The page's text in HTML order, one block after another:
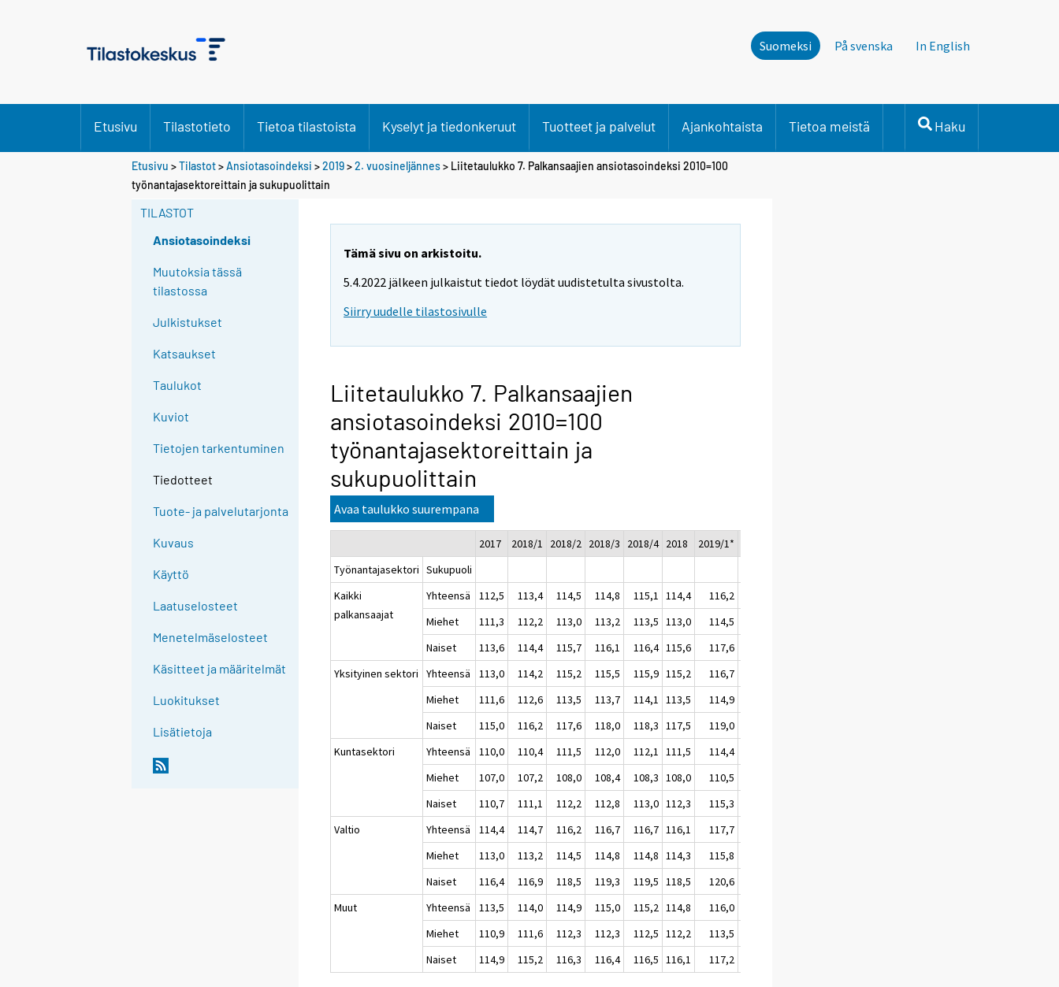
Suomeksi På svenska In English
Etusivu Tilastotieto Tietoa tilastoista Kyselyt ja tiedonkeruut Tuotteet ja palvelut Ajankohtaista Tietoa meistä Haku
Etusivu >Tilastot>Ansiotasoindeksi >2019>2. vuosineljännes> Liitetaulukko 7. Palkansaajien ansiotasoindeksi 2010=100
työnantajasektoreittain ja sukupuolittain
TILASTOT
Ansiotasoindeksi
Muutoksia tässä
tilastossa
Julkistukset
Katsaukset
Taulukot
Kuviot
Tietojen tarkentuminen
Tiedotteet
Tuote- ja palvelutarjonta
Kuvaus
Käyttö
Laatuselosteet
Menetelmäselosteet
Käsitteet ja määritelmät
Luokitukset
Lisätietoja
Tämä sivu on arkistoitu.
5.4.2022 jälkeen julkaistut tiedot löydät uudistetulta sivustolta.
Siirry uudelle tilastosivulle
Liitetaulukko 7. Palkansaajien
ansiotasoindeksi 2010=100
työnantajasektoreittain ja
sukupuolittain
Avaa taulukko suurempana
2017 2018/1 2018/2 2018/3 2018/4 2018 2019/1*
Työnantajasektori Sukupuoli
Kaikki
palkansaajat
Yhteensä 112,5 113,4 114,5 114,8 115,1 114,4 116,2
Miehet
111,3 112,2 113,0 113,2 113,5 113,0 114,5
Naiset
113,6 114,4 115,7 116,1 116,4 115,6 117,6
Yksityinen sektori
Yhteensä 113,0 114,2 115,2 115,5 115,9 115,2 116,7
Miehet
111,6 112,6 113,5 113,7 114,1 113,5 114,9
Naiset
115,0 116,2 117,6 118,0 118,3 117,5 119,0
Kuntasektori
Yhteensä 110,0 110,4 111,5 112,0 112,1 111,5 114,4
Miehet
107,0 107,2 108,0 108,4 108,3 108,0 110,5
Naiset
110,7 111,1 112,2 112,8 113,0 112,3 115,3
Valtio
Yhteensä 114,4 114,7 116,2 116,7 116,7 116,1 117,7
Miehet
113,0 113,2 114,5 114,8 114,8 114,3 115,8
Naiset
116,4 116,9 118,5 119,3 119,5 118,5 120,6
Muut
Yhteensä 113,5 114,0 114,9 115,0 115,2 114,8 116,0
Miehet
110,9 111,6 112,3 112,3 112,5 112,2 113,5
Naiset
114,9 115,2 116,3 116,4 116,5 116,1 117,2